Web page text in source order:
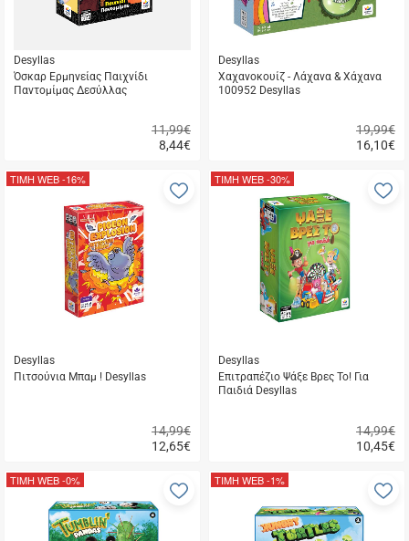
Desyllas
Όσκαρ Ερμηνείας Παιχνίδι
Παντομίμας Δεσύλλας
8,44€
11,99€
αγορά
Desyllas
Χαχανοκουίζ - Λάχανα & Χάχανα
100952 Desyllas
16,10€
19,99€
αγορά
Desyllas
Πιτσούνια Μπαμ ! Desyllas
12,65€
14,99€
ΤΙΜΗ WEB-16%
Προσθήκη
αγαπημένα
αγορά
Desyllas
Επιτραπέζιο Ψάξε Βρες Το! Για
Παιδιά Desyllas
10,45€
14,99€
ΤΙΜΗ WEB-30%
αγορά
ΤΙΜΗ WEB-0%
Προσθήκη
αγαπημένα
ΤΙΜΗ WEB-1%